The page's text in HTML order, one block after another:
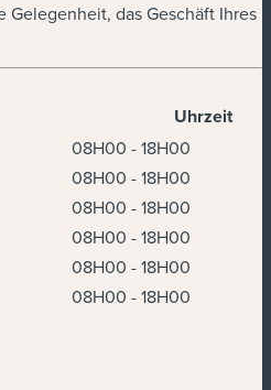
Gelegenheit, das Geschäft Ihres
Uhrzeit
08H00 - 18H00
08H00 - 18H00
08H00 - 18H00
08H00 - 18H00
08H00 - 18H00
08H00 - 18H00